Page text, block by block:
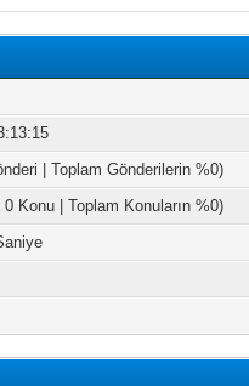
| Toplam Gönderilerin %0)
0 Konu | Toplam Konuların %0)